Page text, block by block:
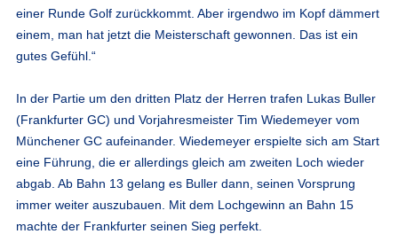
einer Runde Golf zurückkommt. Aber irgendwo im Kopf dämmert
einem, man hat jetzt die Meisterschaft gewonnen. Das ist ein
gutes Gefühl.“
In der Partie um den dritten Platz der Herren trafen Lukas Buller
(Frankfurter GC) und Vorjahresmeister Tim Wiedemeyer vom
Münchener GC aufeinander. Wiedemeyer erspielte sich am Start
eine Führung, die er allerdings gleich am zweiten Loch wieder
abgab. Ab Bahn 13 gelang es Buller dann, seinen Vorsprung
immer weiter auszubauen. Mit dem Lochgewinn an Bahn 15
machte der Frankfurter seinen Sieg perfekt.